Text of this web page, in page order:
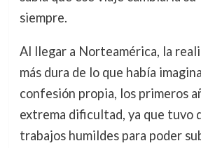
siempre.
Al llegar a Norteamérica, la
más dura de lo que había
confesión propia, los primeros
extrema dificultad, ya que tuvo
trabajos humildes para poder